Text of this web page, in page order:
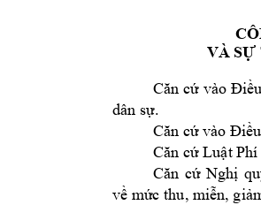
VÀ SỰ
Căn cứ vào Điều
dân sự.
Căn cứ vào Điề
Căn cứ Luật
Căn cứ Nghị
về mức thu, miễn,